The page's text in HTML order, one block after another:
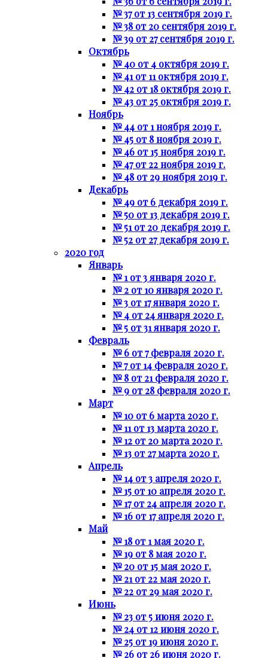
№ 37 от 13 сентября 2019 г.
№ 38 от 20 сентября 2019 г.
№ 39 от 27 сентября 2019 г.
Октябрь
№ 40 от 4 октября 2019 г.
№ 41 от 11 октября 2019 г.
№ 42 от 18 октября 2019 г.
№ 43 от 25 октября 2019 г.
Ноябрь
№ 44 от 1 ноября 2019 г.
№ 45 от 8 ноября 2019 г.
№ 46 от 15 ноября 2019 г.
№ 47 от 22 ноября 2019 г.
№ 48 от 29 ноября 2019 г.
Декабрь
№ 49 от 6 декабря 2019 г.
№ 50 от 13 декабря 2019 г.
№ 51 от 20 декабря 2019 г.
№ 52 от 27 декабря 2019 г.
2020 год
Январь
№ 1 от 3 января 2020 г.
№ 2 от 10 января 2020 г.
№ 3 от 17 января 2020 г.
№ 4 от 24 января 2020 г.
№ 5 от 31 января 2020 г.
Февраль
№ 6 от 7 февраля 2020 г.
№ 7 от 14 февраля 2020 г.
№ 8 от 21 февраля 2020 г.
№ 9 от 28 февраля 2020 г.
Март
№ 10 от 6 марта 2020 г.
№ 11 от 13 марта 2020 г.
№ 12 от 20 марта 2020 г.
№ 13 от 27 марта 2020 г.
Апрель
№ 14 от 3 апреля 2020 г.
№ 15 от 10 апреля 2020 г.
№ 17 от 24 апреля 2020 г.
№ 16 от 17 апреля 2020 г.
Май
№ 18 от 1 мая 2020 г.
№ 19 от 8 мая 2020 г.
№ 20 от 15 мая 2020 г.
№ 21 от 22 мая 2020 г.
№ 22 от 29 мая 2020 г.
Июнь
№ 23 от 5 июня 2020 г.
№ 24 от 12 июня 2020 г.
№ 25 от 19 июня 2020 г.
№ 26 от 26 июня 2020 г.